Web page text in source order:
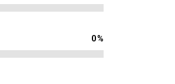
0%